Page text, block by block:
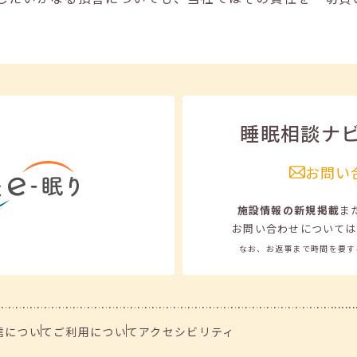
睡眠相談ナ
お問い
施設情報の新規掲載ま
お問い合わせについて
なお、お返事まで時間を要
ついて ご利用について アクセシビリティ